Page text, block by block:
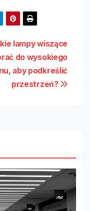
lampy wiszące
do wysokiego
aby podkreślić
przestrzeń?